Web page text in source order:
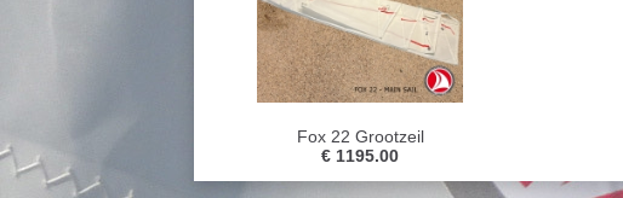
Fox 22 Grootzeil
€ 1195.00